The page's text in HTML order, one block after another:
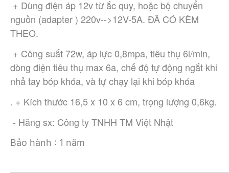
nguồn (adapter ) 220v-->12V-5A. ĐÃ CÓ KÈM
THEO.
dòng điện tiêu thụ max 6a, chế độ tự động ngắt khi
nhả tay bóp khóa, và tự chạy lại khi bóp khóa
. + Kích thước 16,5 x 10 x 6 cm, trọng lượng 0,6kg.
- Hãng sx: Công ty TNHH TM Việt Nhật
Bảo hành : 1 năm